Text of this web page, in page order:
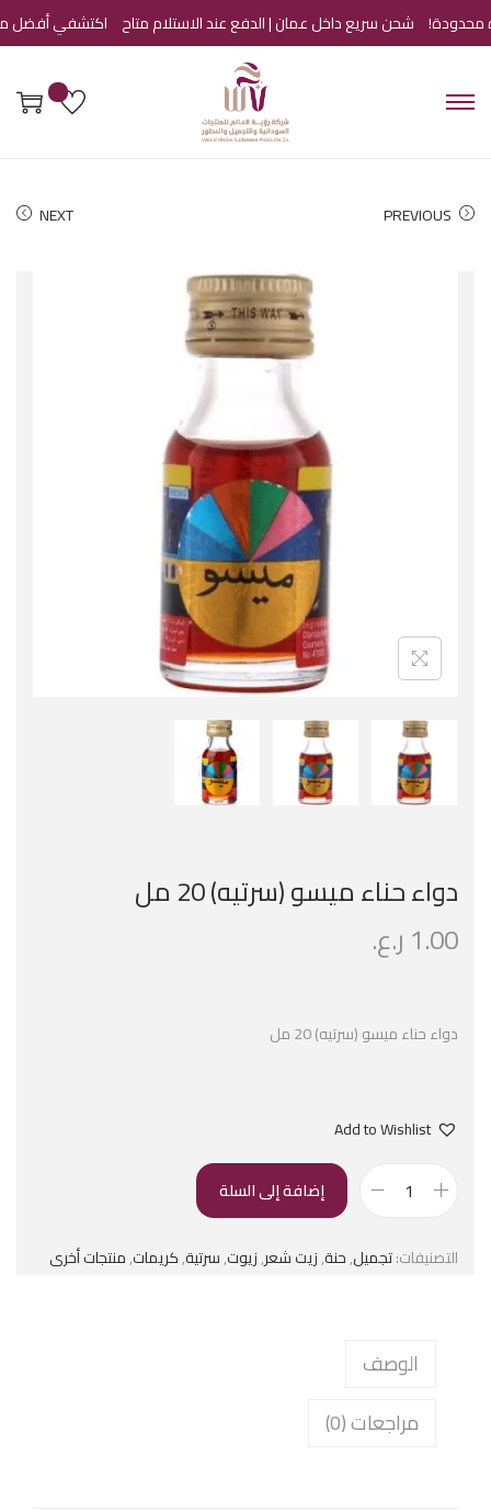
شحن سريع داخل عمان | الدفع عند الاستلام متاح اكتشفي أفضل
PREVIOUS
NEXT
دواء حناء ميسو (سرتيه) 20 مل
1.00 ر.ع.
دواء حناء ميسو (سرتيه) 20 مل
Add to Wishlist
إضافة إلى السلة
التصنيفات:تجميل,حنة,زيت شعر,زيوت,سرتية,كريمات,منتجات أخرى
الوصف
مراجعات (0)